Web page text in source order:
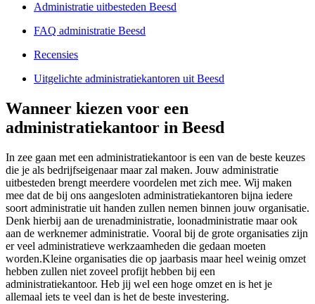
Administratie uitbesteden Beesd
FAQ administratie Beesd
Recensies
Uitgelichte administratiekantoren uit Beesd
Wanneer kiezen voor een
administratiekantoor in Beesd
In zee gaan met een administratiekantoor is een van de beste keuzes
die je als bedrijfseigenaar maar zal maken. Jouw administratie
uitbesteden brengt meerdere voordelen met zich mee. Wij maken
mee dat de bij ons aangesloten administratiekantoren bijna iedere
soort administratie uit handen zullen nemen binnen jouw organisatie.
Denk hierbij aan de urenadministratie, loonadministratie maar ook
aan de werknemer administratie. Vooral bij de grote organisaties zijn
er veel administratieve werkzaamheden die gedaan moeten
worden.Kleine organisaties die op jaarbasis maar heel weinig omzet
hebben zullen niet zoveel profijt hebben bij een
administratiekantoor. Heb jij wel een hoge omzet en is het je
allemaal iets te veel dan is het de beste investering.